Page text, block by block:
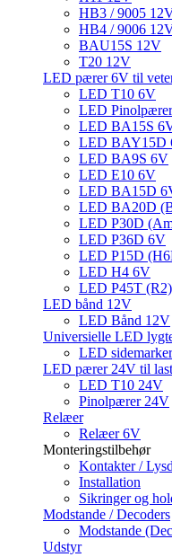
HB3 / 9005
HB4 / 9006
BAU15S 12V
T20 12V
LED pærer 6V til
LED T10 6V
LED
LED BA15S
LED BAY15D
LED BA9S 6V
LED E10 6V
LED BA15D
LED BA20D
LED P30D
LED P36D 6V
LED P15D
LED H4 6V
LED P45T
LED bånd 12V
LED Bånd 12V
Universielle LED
LED
LED pærer 24V til
LED T10 24V
Pinolpærer 24V
Relæer
Relæer 6V
Monteringstilbehør
Kontakter /
Installation
Sikringer og
Modstande / Decoders
Modstande
Udstyr